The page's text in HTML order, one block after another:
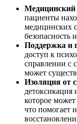
Медицинский
пациенты
медицинских
безопасность
Поддержка и
доступ к
справлении с
может
Изоляция от
детоксикация
которое
что помогает